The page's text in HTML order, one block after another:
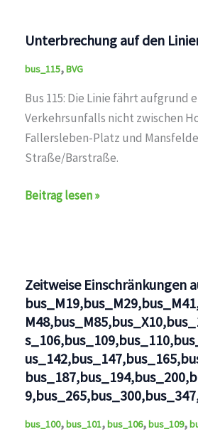
Unterbrechung auf den
bus_115,BVG
Bus 115: Die Linie fährt aufgrund
Verkehrsunfalls nicht zwischen
Fallersleben-Platz und
Straße/Barstraße.
Unterbrechung
Beitrag lesen »
Zeitweise Einschränkungen
bus_100,bus_101,bus_106,bus_109,